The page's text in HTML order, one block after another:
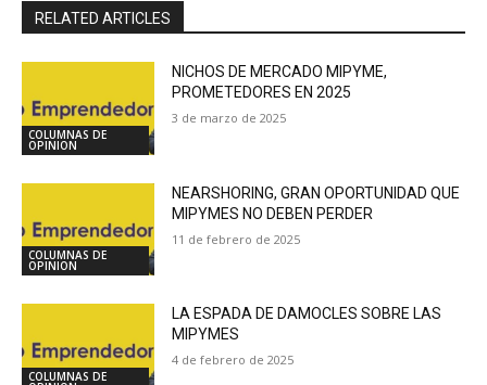
RELATED ARTICLES
COLUMNAS DE
OPINION
NICHOS DE MERCADO MIPYME,
PROMETEDORES EN 2025
3 de marzo de 2025
COLUMNAS DE
OPINION
NEARSHORING, GRAN OPORTUNIDAD QUE
MIPYMES NO DEBEN PERDER
11 de febrero de 2025
COLUMNAS DE
LA ESPADA DE DAMOCLES SOBRE LAS
MIPYMES
4 de febrero de 2025